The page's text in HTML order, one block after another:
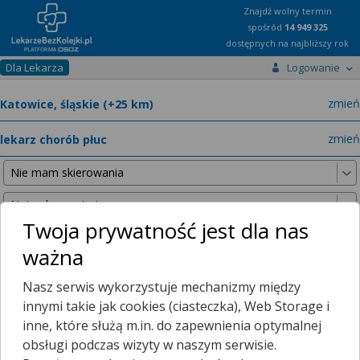
Znajdź wolny termin
spośród 14 949 325
dostępnych na najbliższy rok
Dla Lekarza Logowanie
zmień
zmień
Poniższe wyniki znaleźliśmy, szukając w promieniu 25 km
od wybranej lokalizacji.
Twoja prywatność jest dla nas
ważna
Nasz serwis wykorzystuje mechanizmy między
innymi takie jak cookies (ciasteczka), Web Storage i
inne, które służą m.in. do zapewnienia optymalnej
obsługi podczas wizyty w naszym serwisie.